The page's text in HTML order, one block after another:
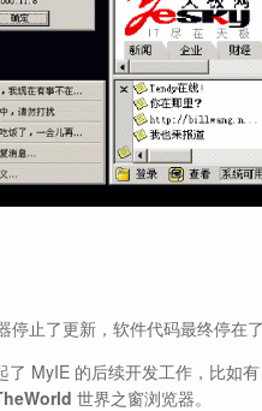
止了更新，软件代码最终停在了
了 MyIE 的后续开发工作，比如有
世界之窗浏览器。